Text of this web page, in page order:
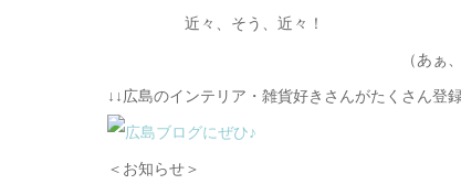
近々、そう、近々！
（あぁ、とうとう、言っち
↓↓広島のインテリア・雑貨好きさんがたくさん登
＜お知らせ＞